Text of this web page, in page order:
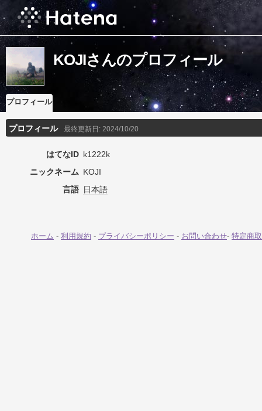
KOJIさんのプロフィール
プロフィール
プロフィール 最終更新日: 2024/10/20
はてなID k1222k
ニックネーム KOJI
言語 日本語
ホーム - 利用規約 - プライバシーポリシー - お問い合わせ- 特定商